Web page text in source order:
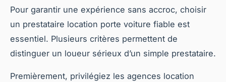
Pour garantir une expérience sans accroc, choisir
un prestataire location porte voiture fiable est
essentiel. Plusieurs critères permettent de
distinguer un loueur sérieux d’un simple prestataire.
Premièrement, privilégiez les agences location